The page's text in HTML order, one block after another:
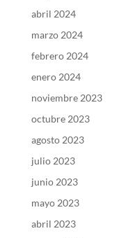
abril 2024
marzo 2024
febrero 2024
enero 2024
noviembre 2023
octubre 2023
agosto 2023
julio 2023
junio 2023
mayo 2023
abril 2023